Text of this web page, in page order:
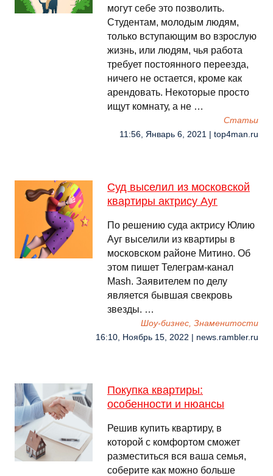
могут себе это позволить.
Студентам, молодым людям,
только вступающим во взрослую
жизнь, или людям, чья работа
требует постоянного переезда,
ничего не остается, кроме как
арендовать. Некоторые просто
ищут комнату, а не …
Cтатьи
11:56, Январь 6, 2021 | top4man.ru
Суд выселил из московской
квартиры актрису Ауг
По решению суда актрису Юлию
Ауг выселили из квартиры в
московском районе Митино. Об
этом пишет Телеграм-канал
Mash. Заявителем по делу
является бывшая свекровь
звезды. …
Шоу-бизнес, Знаменитости
16:10, Ноябрь 15, 2022 | news.rambler.ru
Покупка квартиры:
особенности и нюансы
Решив купить квартиру, в
которой с комфортом сможет
разместиться вся ваша семья,
соберите как можно больше